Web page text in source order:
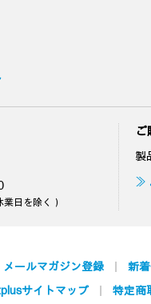
日を除く）
製
≫
メールマガジン登録 新
サイトマップ 特定商